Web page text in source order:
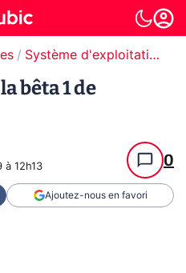
Système d'exploitation (OS)
bêta 1 de
à 12h13 0
Ajoutez-nous en favori